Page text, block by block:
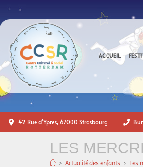
ACCUEIL
42 Rue d'Ypres, 67000 Strasbourg
LES
> Actualité des enfants > Les